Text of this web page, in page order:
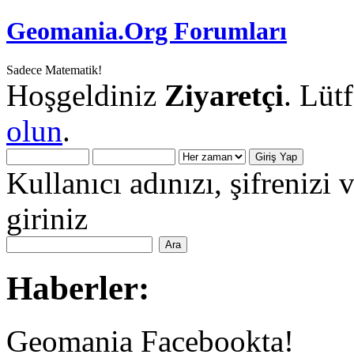
Geomania.Org Forumları
Sadece Matematik!
Hoşgeldiniz Ziyaretçi.
olun.
Kullanıcı adınızı,
giriniz
Haberler:
Geomania Facebookta!